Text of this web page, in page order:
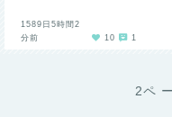
1589日5時間2
分前
10 1
2ペ